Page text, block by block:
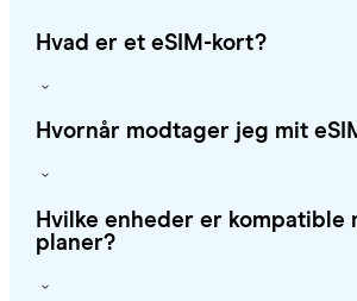
Hvad er et eSIM-kort?
Hvornår modtager jeg mit
Hvilke enheder er kompatible
planer?